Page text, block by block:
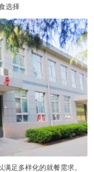
选择
足多样化的就餐需求。